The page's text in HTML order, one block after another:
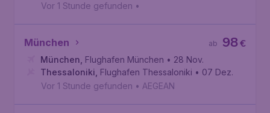
Vor 1 Stunde gefunden •
München €
98
ab
München Flughafen München • 28 Nov.
Thessaloniki Flughafen Thessaloniki • 07 Dez.
Vor 1 Stunde gefunden • AEGEAN